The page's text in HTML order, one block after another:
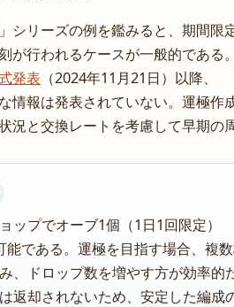
シリーズの例を鑑みると、期間限
が行われるケースが一般的である
発表 （2024年11月21日）以降、
情報は発表されていない。運極作
況と交換レートを考慮して早期の
ップでオーブ1個（1日1回限定）
能である。運極を目指す場合、複
、ドロップ数を増やす方が効率的
返却されないため、安定した編成